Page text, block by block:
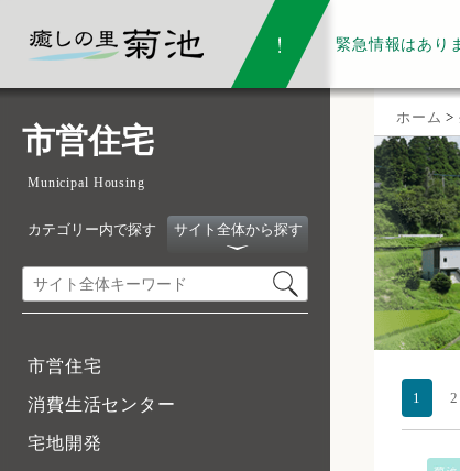
緊急情報はあり
市営住宅
Municipal Housing
カテゴリー内で探す サイト全体から探す
市営住宅
消費生活センター
宅地開発
ホーム >
1 2